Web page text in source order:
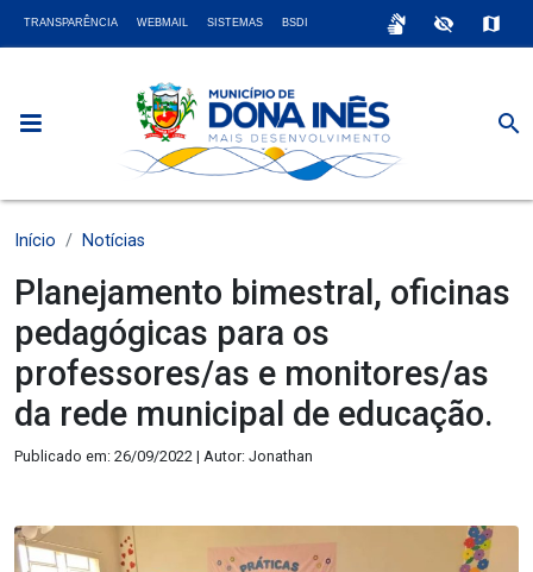
TRANSPARÊNCIA WEBMAIL SISTEMAS BSDI sign_language visibility_off map
search
Início Notícias
Planejamento bimestral, oficinas
pedagógicas para os
professores/as e monitores/as
da rede municipal de educação.
Publicado em: 26/09/2022 | Autor: Jonathan